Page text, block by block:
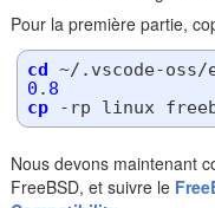
Pour la première partie,
cd ~/.vscode-oss/
0 . 8
cp
Nous devons maintenant
FreeBSD, et suivre le